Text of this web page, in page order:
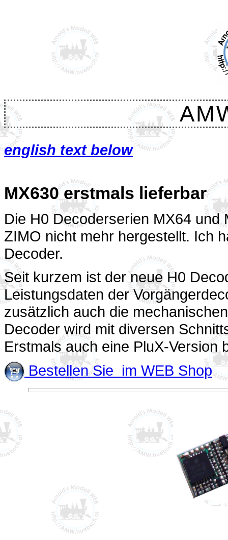
english text below
MX630 erstmals lieferbar
Die H0 Decoderserien MX64
ZIMO nicht mehr hergestellt. Ich
Decoder.
Seit kurzem ist der neue H0
Leistungsdaten der
zusätzlich auch die
Decoder wird mit diversen
Erstmals auch eine PluX-Version
Bestellen Sie im WEB Shop